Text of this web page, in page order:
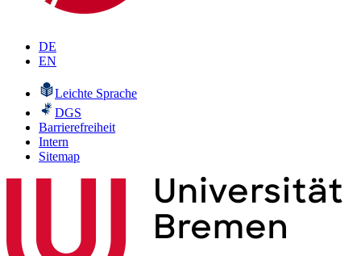
DE
EN
Leichte Sprache
DGS
Barrierefreiheit
Intern
Sitemap